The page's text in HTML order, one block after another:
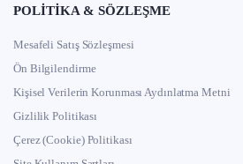
POLITIKA & SÖZLEŞME
Mesafeli Satış Sözleşmesi
Ön Bilgilendirme
Kişisel Verilerin Korunması Aydınlatma Metni
Gizlilik Politikası
Çerez (Cookie) Politikası